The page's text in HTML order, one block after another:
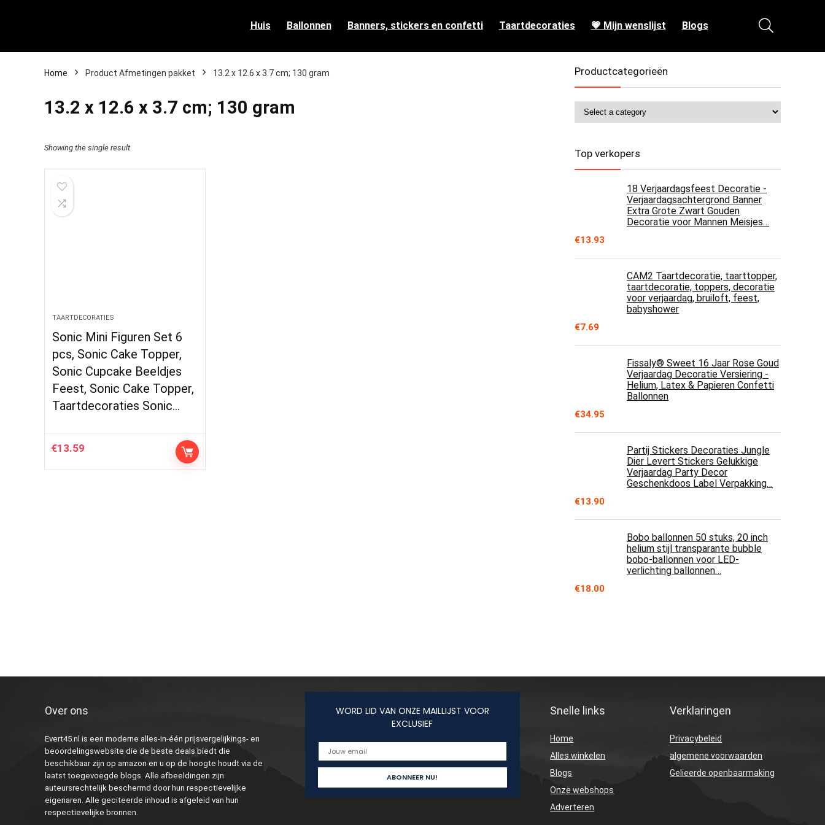
Huis Ballonnen Banners, stickers en confetti Taartdecoraties 💗 Mijn wenslijst Blogs
Home Product Afmetingen pakket ‎13.2 x 12.6 x 3.7 cm; 130 gram
‎13.2 x 12.6 x 3.7 cm; 130 gram
Showing the single result
TAARTDECORATIES
Sonic Mini Figuren Set 6
pcs, Sonic Cake Topper,
Sonic Cupcake Beeldjes
Feest, Sonic Cake Topper,
Taartdecoraties Sonic…
€13.59
Productcategorieën
Top verkopers
18 Verjaardagsfeest Decoratie -
Verjaardagsachtergrond Banner
Extra Grote Zwart Gouden
Decoratie voor Mannen Meisjes…
€13.93
CAM2 Taartdecoratie, taarttopper,
taartdecoratie, toppers, decoratie
voor verjaardag, bruiloft, feest,
babyshower
€7.69
Fissaly® Sweet 16 Jaar Rose Goud
Verjaardag Decoratie Versiering -
Helium, Latex & Papieren Confetti
Ballonnen
€34.95
Partij Stickers Decoraties Jungle
Dier Levert Stickers Gelukkige
Verjaardag Party Decor
Geschenkdoos Label Verpakking…
€13.90
Bobo ballonnen 50 stuks, 20 inch
helium stijl transparante bubble
bobo-ballonnen voor LED-
verlichting ballonnen…
€18.00
Over ons
Evert45.nl is een moderne alles-in-één prijsvergelijkings- en
beoordelingswebsite die de beste deals biedt die
beschikbaar zijn op amazon en u op de hoogte houdt via de
laatst toegevoegde blogs. Alle afbeeldingen zijn
auteursrechtelijk beschermd door hun respectievelijke
eigenaren. Alle geciteerde inhoud is afgeleid van hun
respectievelijke bronnen.
WORD LID VAN ONZE MAILLIJST VOOR
EXCLUSIEF
Snelle links
Home
Alles winkelen
Blogs
Onze webshops
Adverteren
Verklaringen
Privacybeleid
algemene voorwaarden
Gelieerde openbaarmaking